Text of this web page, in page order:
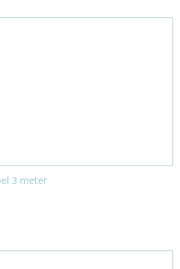
3 meter